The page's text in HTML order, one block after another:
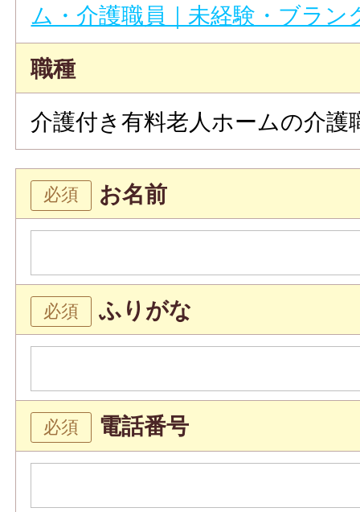
ム・介護職員｜未経験・ブラン
職種
介護付き有料老人ホームの介護
お名前
ふりがな
電話番号